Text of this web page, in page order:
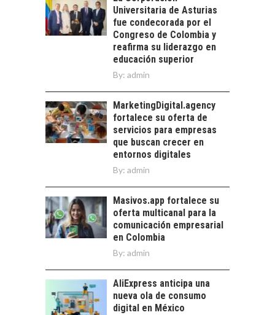
recursos humanos en
las empresas…
FINANCIAMIENTO
PARA PYMES EN
CHILE:
ALTERNATIVAS MÁS
ALLÁ DEL CRÉDITO
BANCARIO
Financiamiento para
pymes en Chile:
alternativas que
trascienden el
crédito…
EL CRECIMIENTO DE
LOS SERVICIOS
DIGITALES
EXPORTADOS DESDE
CHILE
servicios digitales en
Chile:…
Universitaria de Asturias
fue condecorada por el
Congreso de Colombia y
reafirma su liderazgo en
educación superior
By: admin
MarketingDigital.agency
fortalece su oferta de
servicios para empresas
que buscan crecer en
entornos digitales
By: admin
Masivos.app fortalece su
oferta multicanal para la
comunicación empresarial
en Colombia
By: admin
AliExpress anticipa una
nueva ola de consumo
digital en México